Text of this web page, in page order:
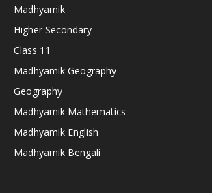
Madhyamik
Higher Secondary
Class 11
Madhyamik Geography
Geography
Madhyamik Mathematics
Madhyamik English
Madhyamik Bengali